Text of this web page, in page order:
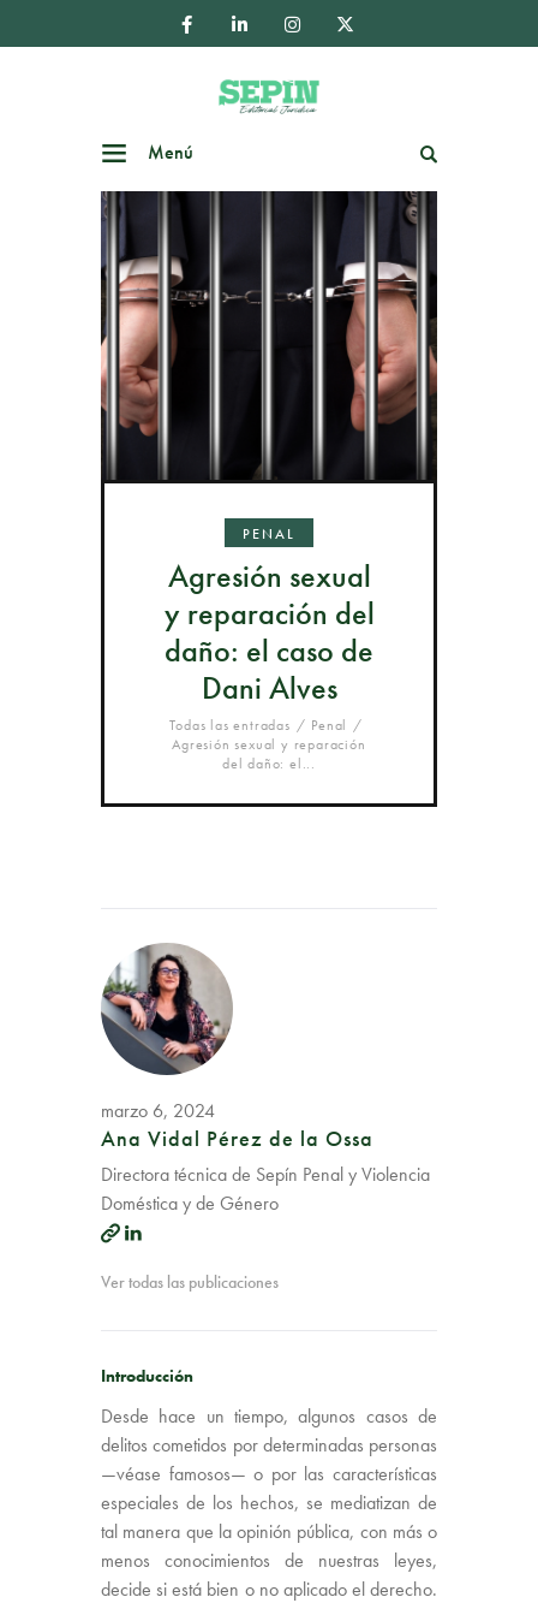
Menú
PENAL
Agresión sexual
y reparación del
daño: el caso de
Dani Alves
Todas las entradas
Penal
Agresión sexual y reparación
del daño: el...
marzo 6, 2024
Ana Vidal Pérez de la Ossa
Directora técnica de Sepín Penal y Violencia
Doméstica y de Género
Ver todas las publicaciones
Introducción
Desde hace un tiempo, algunos casos de
delitos cometidos por determinadas personas
—véase famosos— o por las características
especiales de los hechos, se mediatizan de
tal manera que la opinión pública, con más o
menos conocimientos de nuestras leyes,
decide si está bien o no aplicado el derecho.